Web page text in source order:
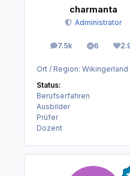
charmanta
Administrator
7.5k
Beiträge 6
Lösungen
Ort / Region: Wikingerland
Status:
Berufserfahren
Ausbilder
Prüfer
Dozent